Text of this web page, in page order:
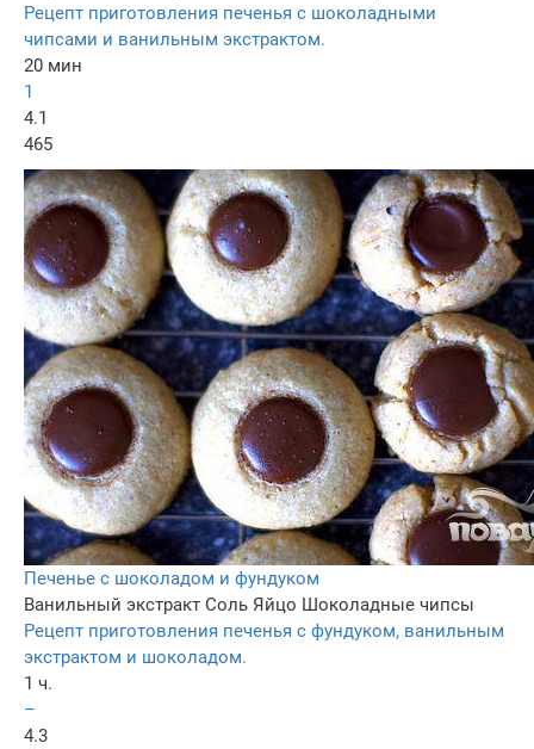
Рецепт приготовления печенья с шоколадными
чипсами и ванильным экстрактом.
20 мин
1
4.1
465
Печенье с шоколадом и фундуком
Ванильный экстракт Соль Яйцо Шоколадные чипсы
Рецепт приготовления печенья с фундуком, ванильным
экстрактом и шоколадом.
1 ч.
–
4.3